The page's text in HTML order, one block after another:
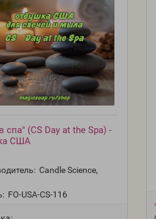
спа" (CS Day at the Spa) -
США
Candle Science,
FO-USA-CS-116